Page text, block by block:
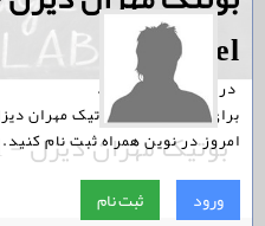
Dizel
‏ در نوین همراه است.
امروز در نوین همراه ثبت نام کنید.
ورود ثبت نام
بوتیک مهران دیزل - Mehran Dizel
|